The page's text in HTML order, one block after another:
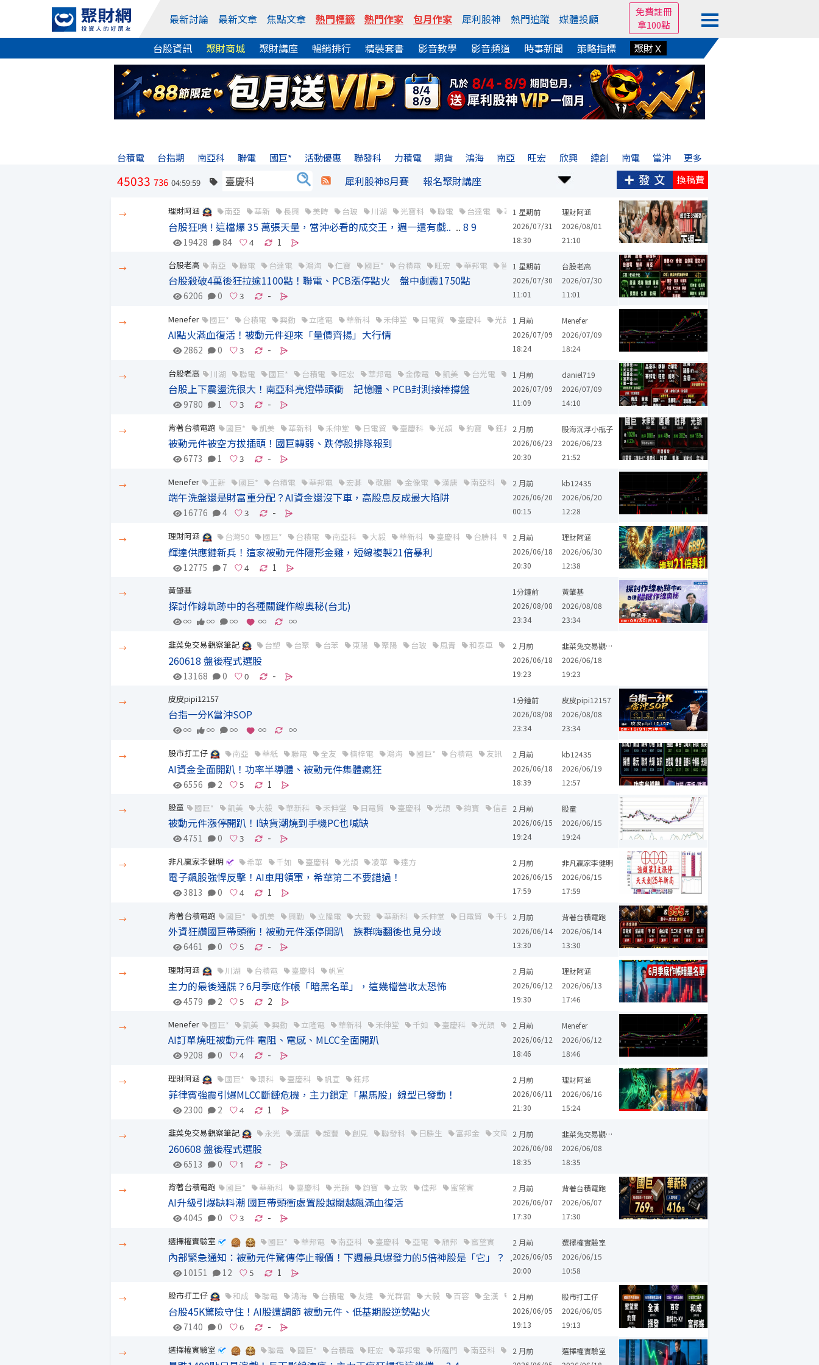
最新討論 最新文章 焦點文章 熱門標籤 熱門作家 包月作家 犀利股神 熱門追蹤 媒體投顧
免費註冊
拿100點
台股資訊 聚財商城 聚財講座 暢銷排行 精裝套書 影音教學 影音頻道 時事新聞 策略指標 聚財Ｘ
台積電 台指期 南亞科 聯電 國巨* 活動優惠 聯發科 力積電 期貨 鴻海 南亞 旺宏 欣興 緯創 南電 當沖 更多
45033 736 04:59:59 犀利股神8月賽 報名聚財講座 換稿費
→ 理財阿涵 南亞 華新 長興 美時 台玻 川湖 光寶科 聯電 台達電 華通 楠梓電 鴻海 國巨* 台積電 旺宏 華邦電
1 星期前
2026/07/31
18:30
台股狂噴 ! 這檔爆 35 萬張天量，當沖必看的成交王，週一還有戲.. ..8 9
19428 84 1
理財阿涵
2026/08/01
21:10
→ 台股老高 南亞 聯電 台達電 鴻海 仁寶 國巨* 台積電 旺宏 華邦電 智邦 英業達 金像電 凱美 廣達 台光電 南亞科
1 星期前
2026/07/30
11:01
台股殺破4萬後狂拉逾1100點！聯電、PCB漲停點火 盤中劇震1750點
6206 0 -
台股老高
2026/07/30
11:01
→ Menefer 國巨* 台積電 興勤 立隆電 華新科 禾伸堂 日電貿 臺慶科 光頡 鈺邦 天二科技
1 月前
2026/07/09
18:24
AI點火滿血復活！被動元件迎來「量價齊揚」大行情
2862 0 -
Menefer
2026/07/09
18:24
→ 台股老高 川湖 聯電 國巨* 台積電 旺宏 華邦電 金像電 凱美 台光電 南亞科 京元電子 聯發科 立隆電 華新科
1 月前
2026/07/09
11:09
台股上下震盪洗很大！南亞科亮燈帶頭衝 記憶體、PCB封測接棒撐盤
9780 1 -
daniel719
2026/07/09
14:10
→ 背著台積電跑 國巨* 凱美 華新科 禾伸堂 日電貿 臺慶科 光頡 鈞寶 鈺邦 三集瑞-KY 越峰
2 月前
2026/06/23
20:30
被動元件被空方拔插頭！國巨轉弱、跌停股排隊報到
6773 1 -
股海沉浮小瓶子
2026/06/23
21:52
→ Menefer 正新 國巨* 台積電 華邦電 宏碁 敬鵬 金像電 漢唐 南亞科 立隆電 華新科 揚博 禾伸堂
2 月前
2026/06/20
00:15
端午洗盤還是財富重分配？AI資金還沒下車，高股息反成最大陷阱
16776 4 -
kb12435
2026/06/20
12:28
→ 理財阿涵 台灣50 國巨* 台積電 南亞科 大毅 華新科 臺慶科 台勝科 臻鼎-KY 合晶 環球晶 天二科技 三集瑞-KY
2 月前
2026/06/18
20:30
輝達供應鏈新兵！這家被動元件隱形金雞，短線複製21倍暴利
12775 7 1
理財阿涵
2026/06/30
12:38
→ 黃肇基
1分鐘前
2026/08/08
23:34
探討作線軌跡中的各種關鍵作線奧秘(台北)
∞ ∞ ∞ ∞ ∞
黃肇基
2026/08/08
23:34
→ 韭菜兔交易觀察筆記 台塑 台聚 台苯 東陽 聚陽 台玻 風青 和泰車 麗正 旺宏 矽統
2 月前
2026/06/18
19:23
260618 盤後程式選股
13168 0 -
韭菜兔交易觀察筆記
2026/06/18
19:23
→ 皮皮pipi12157
1分鐘前
2026/08/08
23:34
台指一分K當沖SOP
∞ ∞ ∞ ∞ ∞
皮皮pipi12157
2026/08/08
23:34
→ 股市打工仔 南亞 華紙 聯電 全友 楠梓電 鴻海 國巨* 台積電 友訊 茂矽 華邦電 凱美 瑞昱 南亞科 友達
2 月前
2026/06/18
18:39
AI資金全面開趴！功率半導體、被動元件集體瘋狂
6556 2 1
kb12435
2026/06/19
12:57
→ 股童 國巨* 凱美 大毅 華新科 禾伸堂 日電貿 臺慶科 光頡 鈞寶 信昌電 立敦 雷科 鈺邦
2 月前
2026/06/15
19:24
被動元件漲停開趴！I缺貨潮燒到手機PC也喊缺
4751 0 -
股童
2026/06/15
19:24
→ 非凡贏家李健明 希華 千如 臺慶科 光頡 凌華 達方
2 月前
2026/06/15
17:59
電子飆股強悍反擊！AI車用領軍，希華第二不要錯過！
3813 0 1
非凡贏家李健明
2026/06/15
17:59
→ 背著台積電跑 國巨* 凱美 興勤 立隆電 大毅 華新科 禾伸堂 日電貿 千如 臺慶科 光頡 勤凱 鈺鎧 九豪 鈞寶
2 月前
2026/06/14
13:30
外資狂讚國巨帶頭衝！被動元件漲停開趴 族群嗨翻後也見分歧
6461 0 -
背著台積電跑
2026/06/14
13:30
→ 理財阿涵 川湖 台積電 臺慶科 帆宣
2 月前
2026/06/12
19:30
主力的最後通牒？6月季底作帳「暗黑名單」，這幾檔營收太恐怖
4579 2 2
理財阿涵
2026/06/13
17:46
→ Menefer 國巨* 凱美 興勤 立隆電 華新科 禾伸堂 千如 臺慶科 光頡 群益期 信昌電 立敦 天二科技
2 月前
2026/06/12
18:46
AI訂單燒旺被動元件 電阻、電感、MLCC全面開趴
9208 0 -
Menefer
2026/06/12
18:46
→ 理財阿涵 國巨* 環科 臺慶科 帆宣 鈺邦
2 月前
2026/06/11
21:30
菲律賓強震引爆MLCC斷鏈危機，主力鎖定「黑馬股」線型已發動！
2300 2 1
理財阿涵
2026/06/16
15:24
→ 韭菜兔交易觀察筆記 永光 漢唐 超豐 創見 聯發科 日勝生 富邦金 文曄 聯亞 順達 臺慶科
2 月前
2026/06/08
18:35
260608 盤後程式選股
6513 0 -
韭菜兔交易觀察筆記
2026/06/08
18:35
→ 背著台積電跑 國巨* 華新科 臺慶科 光頡 鈞寶 立敦 佳邦 蜜望實
2 月前
2026/06/07
17:30
AI升級引爆缺料潮 國巨帶頭衝處置股越關越飆滿血復活
4045 0 -
背著台積電跑
2026/06/07
17:30
→ 選擇權實驗室 國巨* 華邦電 南亞科 臺慶科 亞電 頎邦 蜜望實
2 月前
2026/06/05
20:00
內部緊急通知：被動元件驚傳停止報價！下週最具爆發力的5倍神股是「它」？ ..2
10151 12 1
選擇權實驗室
2026/06/15
10:58
→ 股市打工仔 和成 聯電 鴻海 台積電 友達 光群雷 大毅 百容 全漢 好德 臺慶科 新日興 聯一光 群創
2 月前
2026/06/05
19:13
台股45K驚險守住！AI股遭調節 被動元件、低基期股逆勢點火
7140 0 -
股市打工仔
2026/06/05
19:13
→ 選擇權實驗室 聯電 國巨* 台積電 旺宏 華邦電 所羅門 南亞科 富邦金 國泰金 元大金 臺慶科 堡達
2 月前
選擇權實驗室